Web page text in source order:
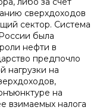
сверхдоходов
сектор. Система
была
нефти в
предпочло
нагрузки на
на
взимаемых налога